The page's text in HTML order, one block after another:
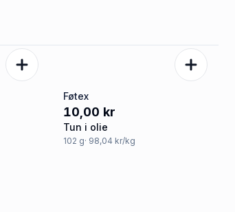
Føtex
10,00 kr
Tun i olie
102 g· 98,04 kr/kg